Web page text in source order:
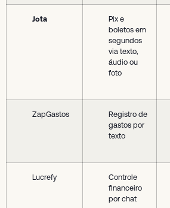
Jota
Pix e
boletos em
segundos
via texto,
áudio ou
foto
ZapGastos
Registro de
gastos por
texto
Lucrefy
Controle
financeiro
por chat